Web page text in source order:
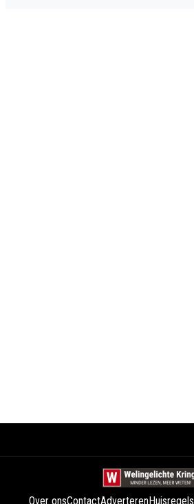
Over onsContactAdverterenHuisregels